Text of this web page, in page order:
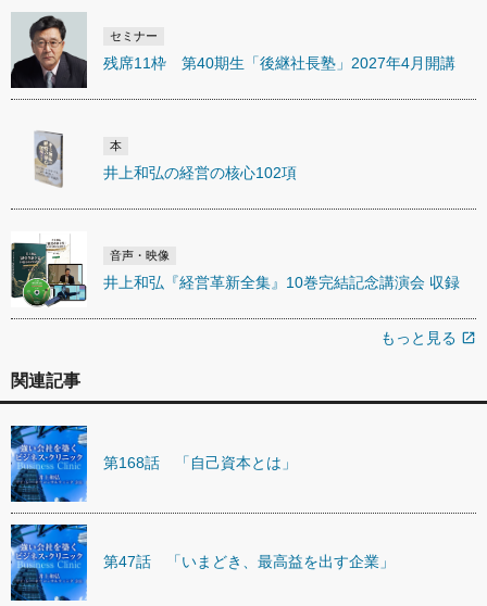
セミナー
残席11枠 第40期生「後継社長塾」2027年4月開講
本
井上和弘の経営の核心102項
音声・映像
井上和弘『経営革新全集』10巻完結記念講演会 収録
もっと見る open_in_new
関連記事
第168話 「自己資本とは」
第47話 「いまどき、最高益を出す企業」